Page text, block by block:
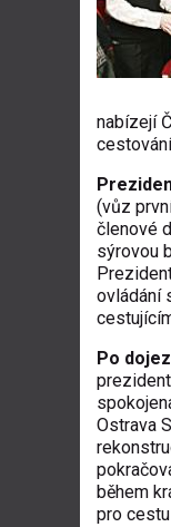
nabízejí
(vůz
členové
sýrovou
ovládání
Po
Ostrava
během
pro